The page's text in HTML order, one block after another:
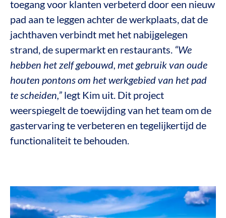
toegang voor klanten verbeterd door een nieuw
pad aan te leggen achter de werkplaats, dat de
jachthaven verbindt met het nabijgelegen
strand, de supermarkt en restaurants. “We
hebben het zelf gebouwd, met gebruik van oude
houten pontons om het werkgebied van het pad
te scheiden,” legt Kim uit. Dit project
weerspiegelt de toewijding van het team om de
gastervaring te verbeteren en tegelijkertijd de
functionaliteit te behouden.